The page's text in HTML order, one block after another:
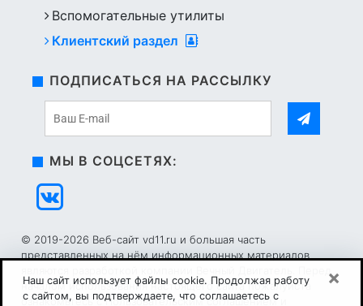
Наш сайт использует файлы cookie. Продолжая работу
с сайтом, вы подтверждаете, что соглашаетесь с
×
Вспомогательные утилиты
Клиентский раздел
ПОДПИСАТЬСЯ НА РАССЫЛКУ
МЫ В СОЦСЕТЯХ:
© 2019-2026 Веб-сайт vd11.ru и большая часть
представленных на нём информационных материалов
началом использования настоящего сайта пожалуйста
ознакомьтесь сПользовательским соглашениеми